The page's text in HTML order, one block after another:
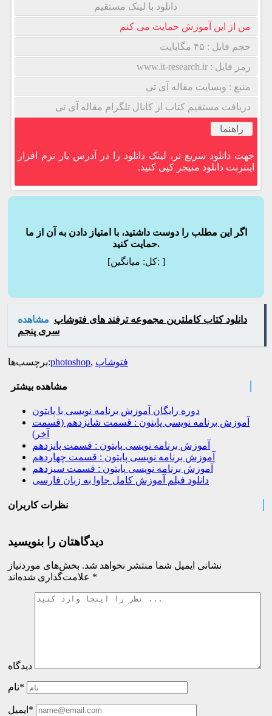
دانلود با لینک مستقیم
من از این آموزش حمایت می کنم
حجم فایل : ۴۵ مگابایت
رمز فایل : www.it-research.ir
منبع : وبسایت مقاله آی تی
دریافت مستقیم کتاب از کانال تلگرام مقاله آی تی
راهنما
جهت دانلود سریع تر، لینک دانلود را در آدرس بار نرم افزار
اینترنت دانلود منیجر کپی کنید.
اگر این مطلب را دوست داشتید، با امتیاز دادن به آن از ما
حمایت کنید.
[کل:میانگین: ]
مشاهده دانلود کتاب کاملترین مجموعه ترفند های فتوشاپ
سری پنجم
برچسب‌ها:photoshop, فتوشاپ
مشاهده بیشتر
دوره رایگان آموزش برنامه نویسی با پایتون
آموزش برنامه نویسی پایتون : قسمت شانزدهم (قسمت
آخر)
آموزش برنامه نویسی پایتون : قسمت پانزدهم
آموزش برنامه نویسی پایتون : قسمت چهاردهم
آموزش برنامه نویسی پایتون : قسمت سیزدهم
دانلود فیلم آموزش کامل جاوا به زبان فارسی
نظرات کاربران
دیدگاهتان را بنویسید
نشانی ایمیل شما منتشر نخواهد شد. بخش‌های موردنیاز
*
دیدگاه
نام*
ایمیل*